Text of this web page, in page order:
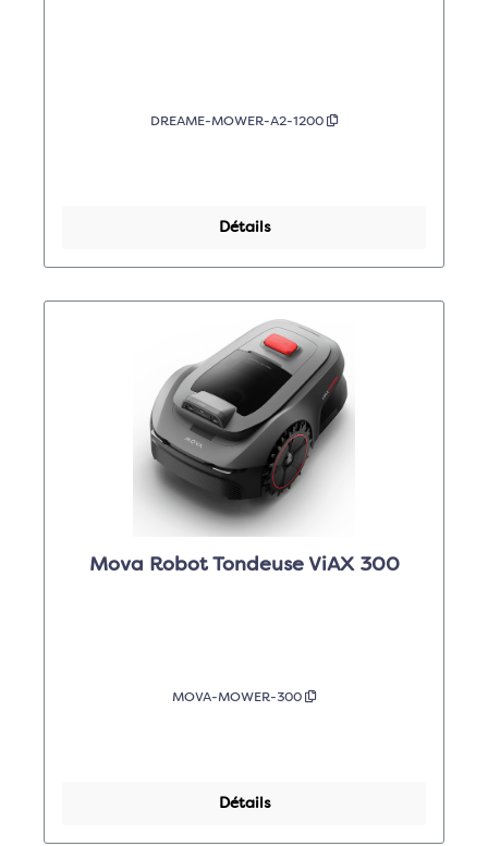
DREAME-MOWER-A2-1200
Détails
Mova Robot Tondeuse ViAX 300
MOVA-MOWER-300
Détails